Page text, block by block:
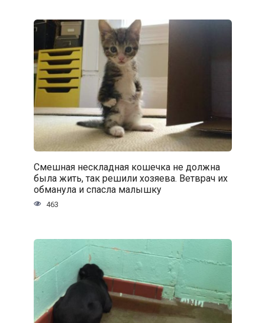
Смешная нескладная кошечка не должна
была жить, так решили хозяева. Ветврач их
обманула и спасла малышку
463